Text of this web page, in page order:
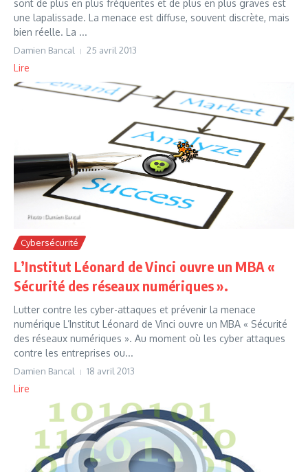
sont de plus en plus fréquentes et de plus en plus graves est
une lapalissade. La menace est diffuse, souvent discrète, mais
bien réelle. La ...
Damien Bancal 25 avril 2013
Lire
Cybersécurité
L’Institut Léonard de Vinci ouvre un MBA «
Sécurité des réseaux numériques ».
Lutter contre les cyber-attaques et prévenir la menace
numérique L’Institut Léonard de Vinci ouvre un MBA « Sécurité
des réseaux numériques ». Au moment où les cyber attaques
contre les entreprises ou...
Damien Bancal 18 avril 2013
Lire